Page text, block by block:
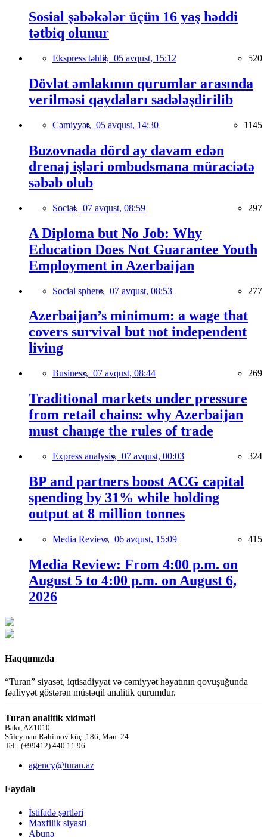
Sosial şəbəkələr üçün 16 yaş həddi
tətbiq olunur
Ekspress təhlil, 05 avqust, 15:12 520
Dövlət əmlakının qurumlar arasında
verilməsi qaydaları sadələşdirilib
Cəmiyyət, 05 avqust, 14:30 1145
Buzovnada dörd ay davam edən
drenaj işləri ombudsmana müraciətə
səbəb olub
Social, 07 avqust, 08:59 297
A Diploma but No Job: Why
Education Does Not Guarantee Youth
Employment in Azerbaijan
Social sphere, 07 avqust, 08:53 277
Azerbaijan’s minimum: a wage that
covers survival but not independent
living
Business, 07 avqust, 08:44 269
Traditional markets under pressure
from retail chains: why Azerbaijan
must change the rules of trade
Express analysis, 07 avqust, 00:03 324
BP and partners boost ACG capital
spending by 31% while holding
output at 8 million tonnes
Media Review, 06 avqust, 15:09 415
Media Review: From 4:00 p.m. on
August 5 to 4:00 p.m. on August 6,
2026
Haqqımızda
“Turan” siyasət, iqtisadiyyat və cəmiyyət həyatının qovuşuğunda
fəaliyyət göstərən müstəqil analitik qurumdur.
Turan analitik xidməti
Bakı, AZ1010
Süleyman Rəhimov küç.,186, Mən. 24
Tel.: (+99412) 440 11 96
agency@turan.az
Faydalı
İstifadə şərtləri
Məxfilik siyasti
Abunə